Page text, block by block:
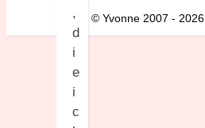
,
d
i
e
i
c
© Yvonne 2007 - 2026